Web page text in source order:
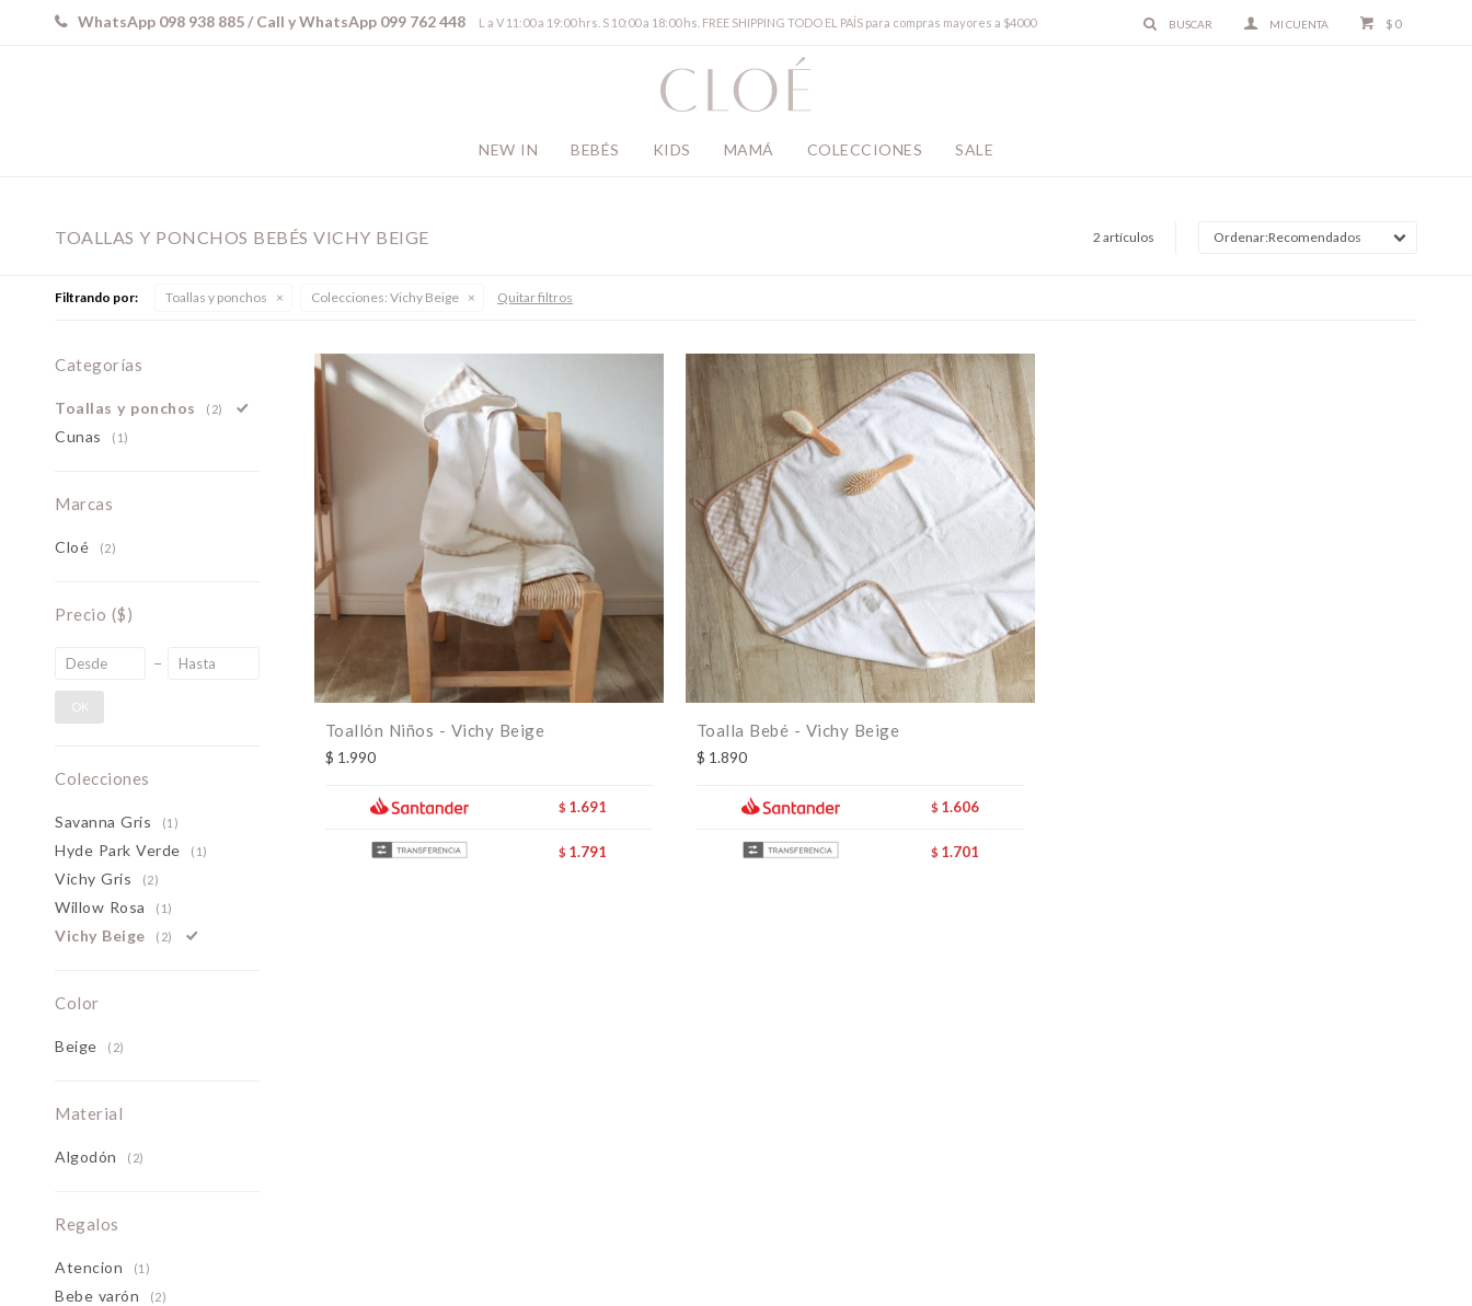
NEW IN BEBÉS KIDS MAMÁ COLECCIONES SALE
$ 0
WhatsApp 098 938 885 / Call y WhatsApp 099 762 448 L a V 11:00 a 19:00 hrs. S 10:00 a 18:00 hs. FREE SHIPPING TODO EL PAÍS para compras mayores a $4000
TOALLAS Y PONCHOS BEBÉS VICHY BEIGE 2 artículos Recomendados
Filtrando por: Toallas y ponchos Colecciones: Vichy Beige Quitar filtros
Toallón Niños - Vichy Beige
$ 1.990
$ 1.691
$ 1.791
Toalla Bebé - Vichy Beige
$ 1.890
$ 1.606
$ 1.701
Categorías
Toallas y ponchos (2)
Cunas (1)
Marcas
Cloé (2)
Precio ($)
OK
Colecciones
Savanna Gris (1)
Hyde Park Verde (1)
Vichy Gris (2)
Willow Rosa (1)
Vichy Beige (2)
Color
Beige (2)
Material
Algodón (2)
Regalos
Atencion (1)
Bebe varón (2)